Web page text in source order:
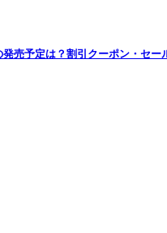
発売予定は？割引クーポン・セー